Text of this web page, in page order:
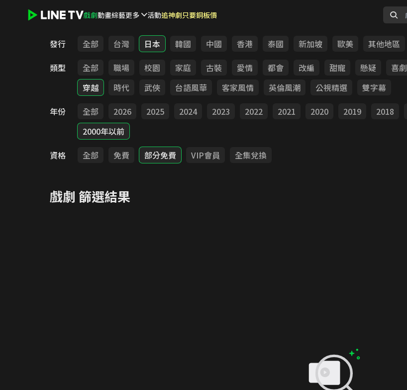
戲劇動畫綜藝更多 活動追神劇只要銅板價
發行 全部 台灣 日本 韓國 中國 香港 泰國 新加坡 歐美
其他地區
類型
全部 職場 校園 家庭 古裝 愛情 都會 改編 甜寵 懸疑 喜劇
穿越
時代 武俠 台語風華 客家風情 英倫風潮 公視精選
雙字幕
年份
全部 2026 2025 2024 2023 2022 2021 2020 2019 2018
2000年以前
資格
全部 免費 部分免費 VIP會員 全集兌換
戲劇 篩選結果